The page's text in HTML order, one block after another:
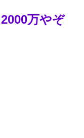
万やぞ